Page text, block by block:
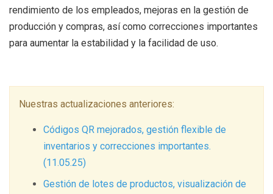
rendimiento de los empleados, mejoras en la gestión de
producción y compras, así como correcciones importantes
para aumentar la estabilidad y la facilidad de uso.
Nuestras actualizaciones anteriores:
Códigos QR mejorados, gestión flexible de
inventarios y correcciones importantes.
(11.05.25)
Gestión de lotes de productos, visualización de